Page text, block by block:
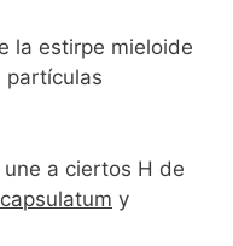
la estirpe mieloide
partículas
a ciertos H de
y